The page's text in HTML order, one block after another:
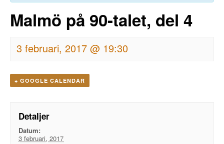
Malmö på 90-talet, del 4
3 februari, 2017 @ 19:30
+ GOOGLE CALENDAR
Detaljer
Datum:
3 februari, 2017